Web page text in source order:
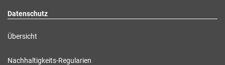
Datenschutz
Übersicht
Nachhaltigkeits-Regularien